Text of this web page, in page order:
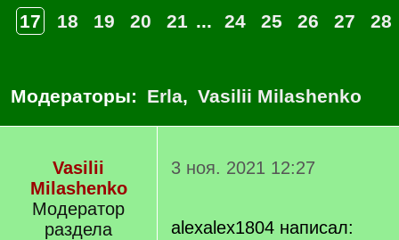
17
18 19 20 21 ... 24 25 26 27 28
Модераторы: Erla, Vasilii Milashenko
Vasilii
Milashenko
Модератор
раздела
3 ноя. 2021 12:27
alexalex1804 написал: